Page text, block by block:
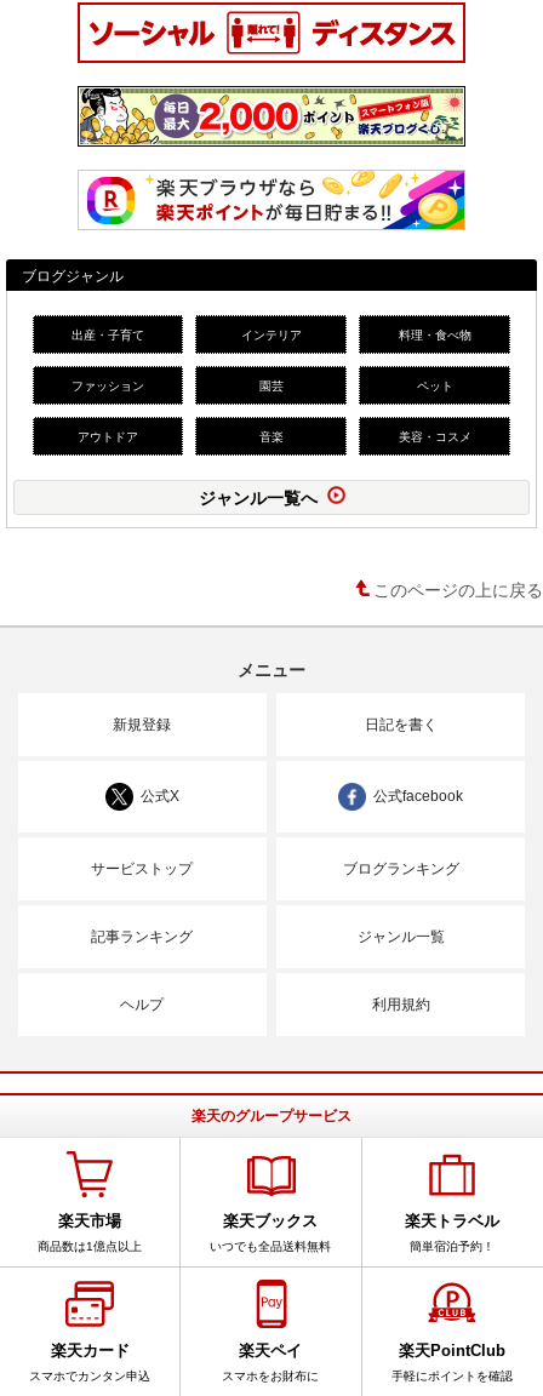
ブログジャンル
出産・子育て インテリア 料理・食べ物
ファッション 園芸 ペット
アウトドア 音楽 美容・コスメ
ジャンル一覧へ
このページの上に戻る
メニュー
新規登録 日記を書く
公式X 公式facebook
サービストップ ブログランキング
記事ランキング ジャンル一覧
ヘルプ 利用規約
楽天のグループサービス
楽天市場
商品数は1億点以上
楽天ブックス
いつでも全品送料無料
楽天トラベル
簡単宿泊予約！
楽天カード
スマホでカンタン申込
楽天ペイ
スマホをお財布に
楽天PointClub
手軽にポイントを確認